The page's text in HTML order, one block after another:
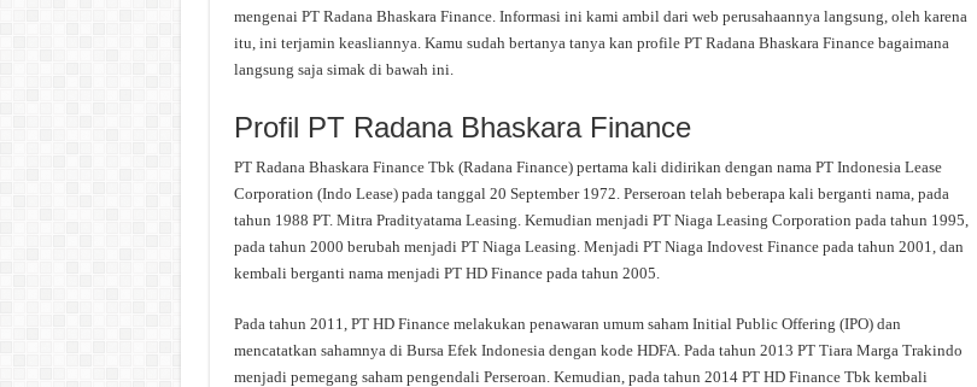
mengenai PT Radana Bhaskara Finance. Informasi ini kami ambil dari web perusahaannya langsung, oleh karena
itu, ini terjamin keasliannya. Kamu sudah bertanya tanya kan profile PT Radana Bhaskara Finance bagaimana
langsung saja simak di bawah ini.
Profil PT Radana Bhaskara Finance
PT Radana Bhaskara Finance Tbk (Radana Finance) pertama kali didirikan dengan nama PT Indonesia Lease
Corporation (Indo Lease) pada tanggal 20 September 1972. Perseroan telah beberapa kali berganti nama, pada
tahun 1988 PT. Mitra Pradityatama Leasing. Kemudian menjadi PT Niaga Leasing Corporation pada tahun 1995,
pada tahun 2000 berubah menjadi PT Niaga Leasing. Menjadi PT Niaga Indovest Finance pada tahun 2001, dan
kembali berganti nama menjadi PT HD Finance pada tahun 2005.
Pada tahun 2011, PT HD Finance melakukan penawaran umum saham Initial Public Offering (IPO) dan
mencatatkan sahamnya di Bursa Efek Indonesia dengan kode HDFA. Pada tahun 2013 PT Tiara Marga Trakindo
menjadi pemegang saham pengendali Perseroan. Kemudian, pada tahun 2014 PT HD Finance Tbk kembali